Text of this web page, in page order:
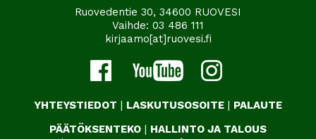
Ruovedentie 30, 34600 RUOVESI
Vaihde: 03 486 111
kirjaamo[at]ruovesi.fi
YHTEYSTIEDOT | LASKUTUSOSOITE | PALAUTE
PÄÄTÖKSENTEKO | HALLINTO JA TALOUS